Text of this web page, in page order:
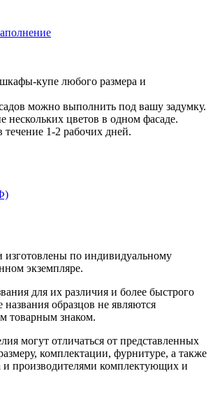
купе любого размера и
можно выполнить под вашу задумку.
нескольких цветов в одном фасаде.
течение 1-2 рабочих дней.
изготовлены по индивидуальному
экземпляре.
для их различия и более быстрого
названия образцов не являются
товарным знаком.
могут отличаться от представленных
комплектации, фурнитуре, а также
и производителями комплектующих и